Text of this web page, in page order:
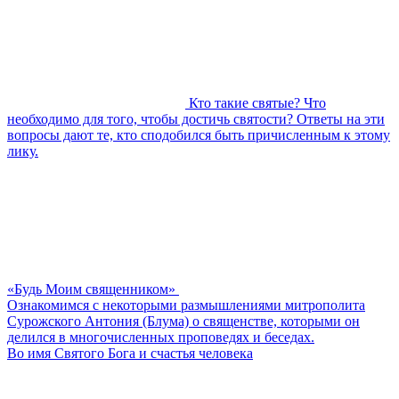
Кто такие святые? Что
необходимо для того, чтобы достичь святости? Ответы на эти
вопросы дают те, кто сподобился быть причисленным к этому
лику.
«Будь Моим священником»
Ознакомимся с некоторыми размышлениями митрополита
Сурожского Антония (Блума) о священстве, которыми он
делился в многочисленных проповедях и беседах.
Во имя Святого Бога и счастья человека